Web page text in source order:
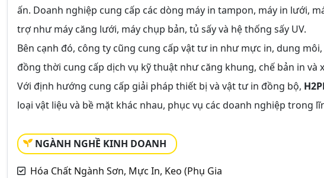
ấn. Doanh nghiệp cung cấp các dòng máy in tampon, máy in lưới,
trợ như máy căng lưới, máy chụp bản, tủ sấy và hệ thống sấy UV.
Bên cạnh đó, công ty cũng cung cấp vật tư in như mực in, dung
đồng thời cung cấp dịch vụ kỹ thuật như căng khung, chế bản in và
Với định hướng cung cấp giải pháp thiết bị và vật tư in đồng bộ,
loại vật liệu và bề mặt khác nhau, phục vụ các doanh nghiệp trong
NGÀNH NGHỀ KINH DOANH
Hóa Chất Ngành Sơn, Mực In, Keo (Phụ Gia